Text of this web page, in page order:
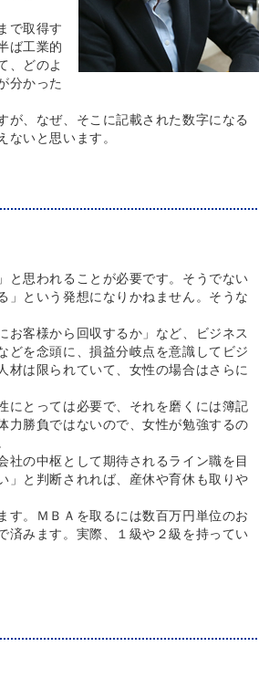
で取得す
ば工業的
、どのよ
分かった
が、なぜ、そこに記載された数字になる
いと思います。
と思われることが必要です。そうでない
」という発想になりかねません。そうな
お客様から回収するか」など、ビジネス
どを念頭に、損益分岐点を意識してビジ
材は限られていて、女性の場合はさらに
にとっては必要で、それを磨くには簿記
力勝負ではないので、女性が勉強するの
社の中枢として期待されるライン職を目
」と判断されれば、産休や育休も取りや
す。ＭＢＡを取るには数百万円単位のお
済みます。実際、１級や２級を持ってい